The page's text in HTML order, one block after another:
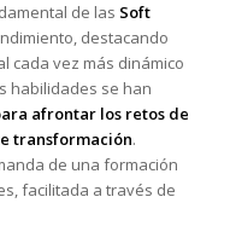
de las Soft
destacando
cada vez más dinámico
habilidades se han
afrontar los retos de
transformación.
de una formación
facilitada a través de